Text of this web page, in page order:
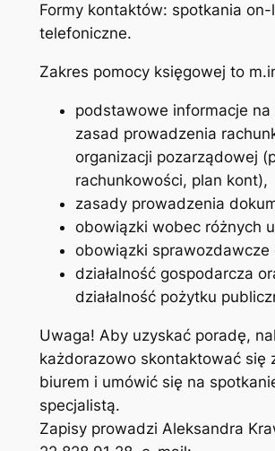
Formy kontaktów: spotkania
telefoniczne.
Zakres pomocy księgowej to
podstawowe informacje na
zasad prowadzenia
organizacji pozarządowej
rachunkowości, plan kont),
zasady prowadzenia
obowiązki wobec różnych
obowiązki sprawozdawcze
działalność gospodarcza
działalność pożytku
Uwaga! Aby uzyskać poradę,
każdorazowo skontaktować się
biurem i umówić się na
specjalistą.
Zapisy prowadzi Aleksandra